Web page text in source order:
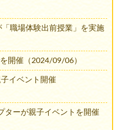
「職場体験出前授業」を実施
開催（2024/09/06）
イベント開催
ターが親子イベントを開催